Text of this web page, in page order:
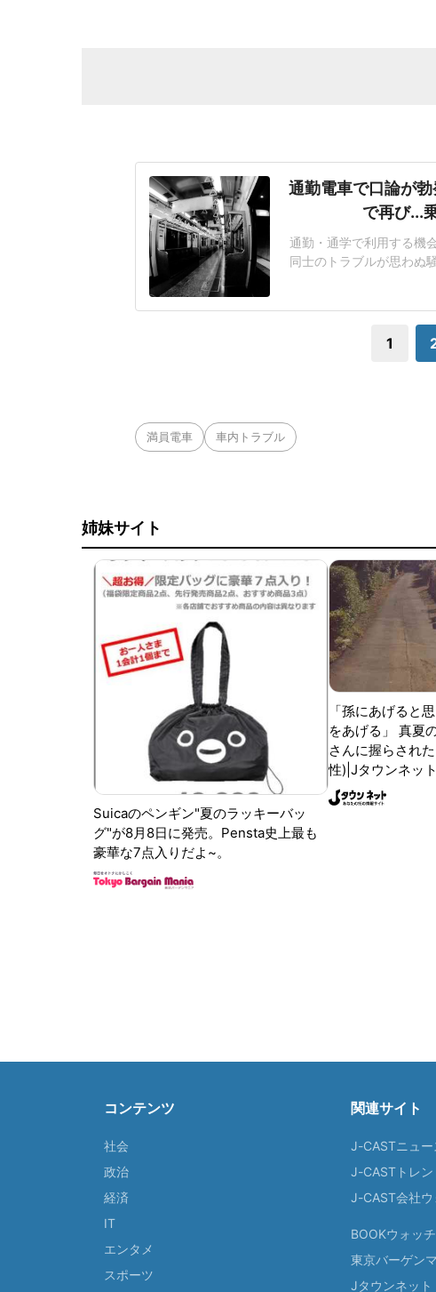
通勤電車で口論が
で再び...
通勤・通学で利用する機
同士のトラブルが思わぬ
通機関の利用者に対し
方、実際の車内では口論
に入
1
満員電車 車内トラブル
姉妹サイト
Suicaのペンギン"夏のラッキーバッ
グ"が8月8日に発売。Pensta史上最も
豪華な7点入りだよ~。
「孫にあげると
をあげる」 真夏
さんに握らされ
性)|Jタウンネット
コンテンツ
社会
政治
経済
IT
エンタメ
スポーツ
関連サイト
J-CASTニュー
J-CASTトレン
J-CAST会社ウ
BOOKウォッチ
東京バーゲン
Jタウンネット